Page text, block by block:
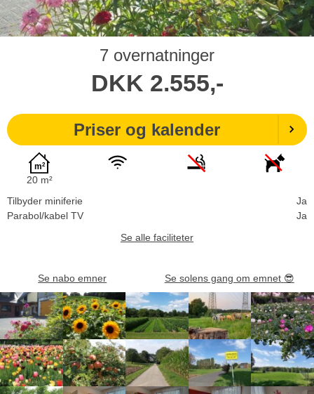
7 overnatninger
DKK 2.555,-
Priser og kalender
20 m²
Tilbyder miniferie
Ja
Parabol/kabel TV
Ja
Se alle faciliteter
Se nabo emner Se solens gang om emnet 😎